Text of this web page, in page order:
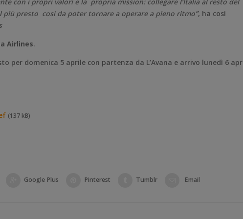
più presto così da poter tornare a operare a pieno ritmo”, ha così
Airlines.
per domenica 5 aprile con partenza da L’Avana e arrivo lunedì 6
(137 kB)
Google Plus Pinterest Tumblr Email